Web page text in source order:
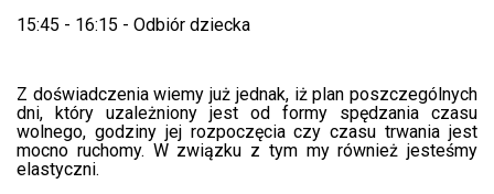
15:45 - 16:15 - Odbiór dziecka
Z doświadczenia wiemy już jednak, iż plan poszczególnych
dni, który uzależniony jest od formy spędzania czasu
wolnego, godziny jej rozpoczęcia czy czasu trwania jest
mocno ruchomy. W związku z tym my również jesteśmy
elastyczni.